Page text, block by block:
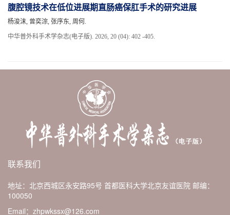
腹腔镜技术在低位进展期直肠癌保肛手术的研究进展
杨浚沫, 曾奕淙, 张序东, 周何.
中华普外科手术学杂志(电子版). 2026, 20 (04): 402 -405.
联系我们
地址：北京西城区永安路95号 首都医科大学北京友谊医院 邮编：
100050
Email：zhpwkssx@126.com